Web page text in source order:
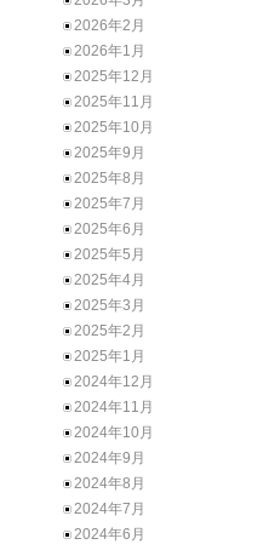
2026年2月
2026年1月
2025年12月
2025年11月
2025年10月
2025年9月
2025年8月
2025年7月
2025年6月
2025年5月
2025年4月
2025年3月
2025年2月
2025年1月
2024年12月
2024年11月
2024年10月
2024年9月
2024年8月
2024年7月
2024年6月